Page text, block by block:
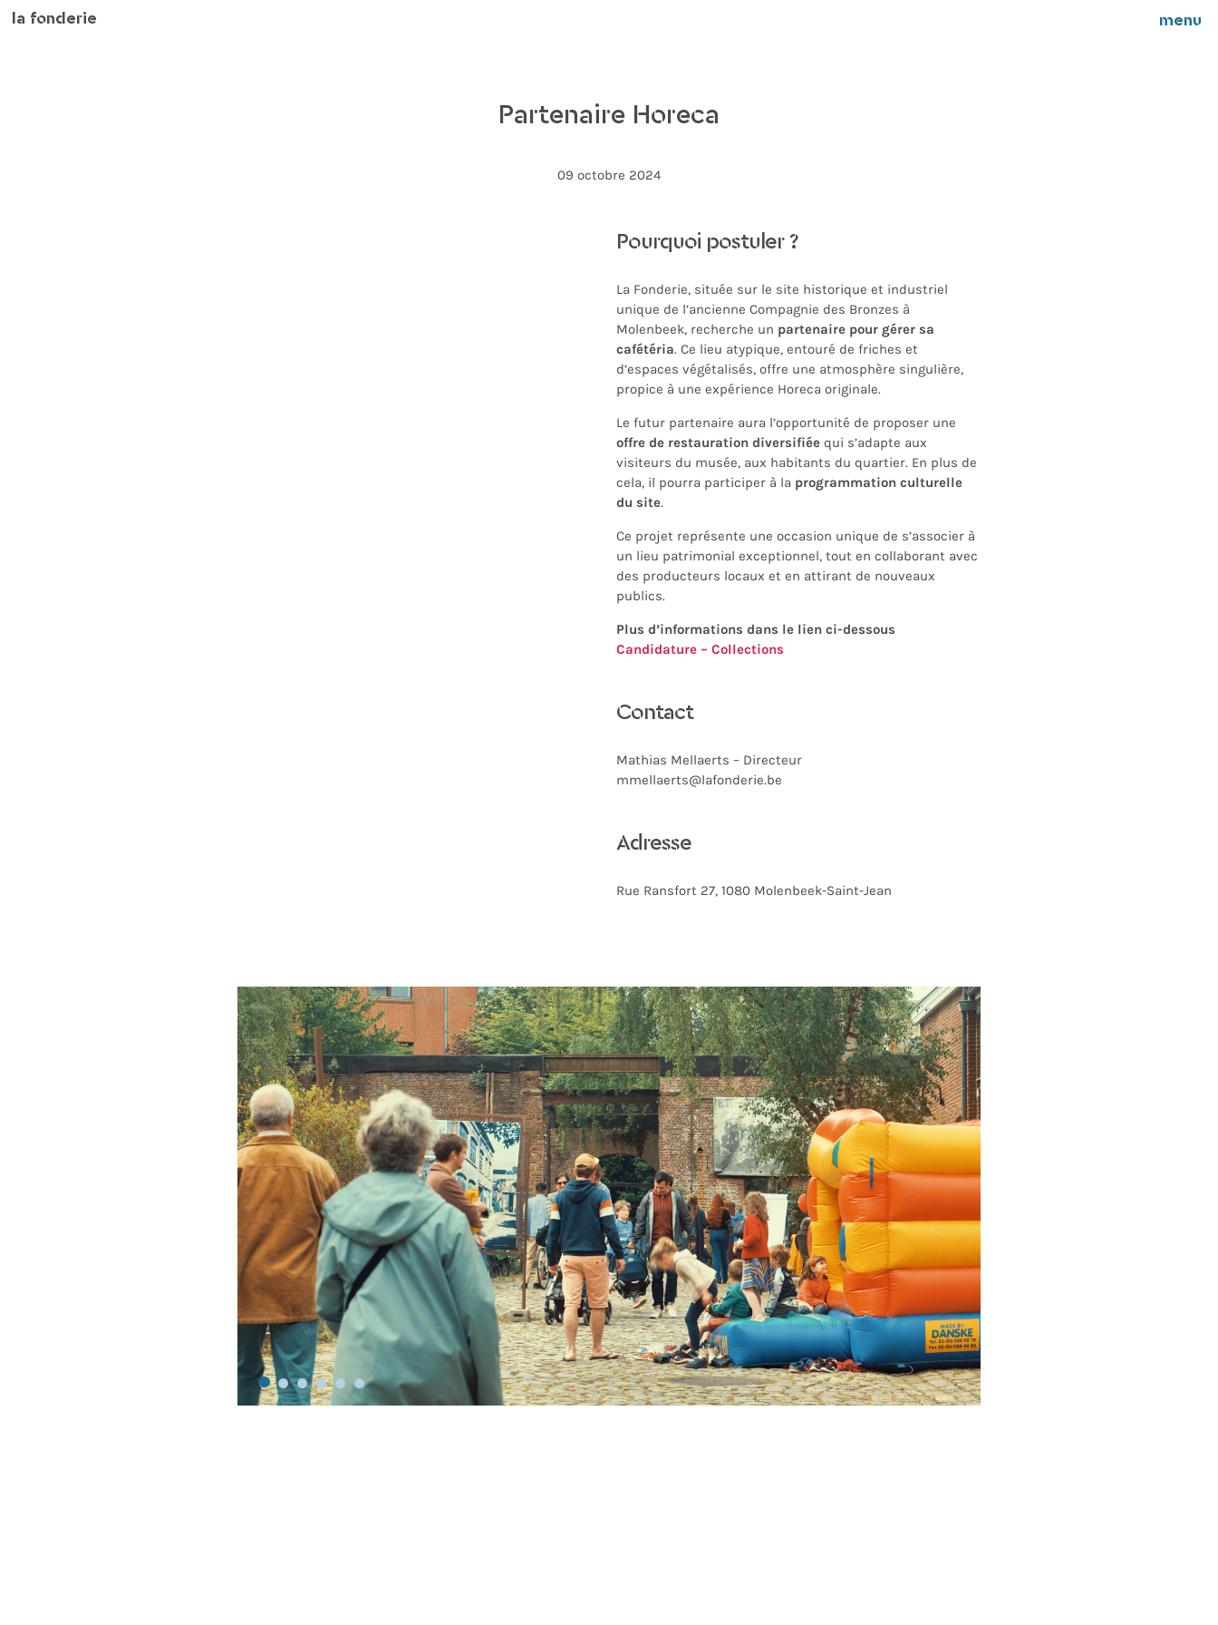
la fonderie menu
Partenaire Horeca
09 octobre 2024
Pourquoi postuler ?
La Fonderie, située sur le site historique et industriel
unique de l’ancienne Compagnie des Bronzes à
Molenbeek, recherche un partenaire pour gérer sa
cafétéria. Ce lieu atypique, entouré de friches et
d’espaces végétalisés, offre une atmosphère singulière,
propice à une expérience Horeca originale.
Le futur partenaire aura l’opportunité de proposer une
offre de restauration diversifiéequi s’adapte aux
visiteurs du musée, aux habitants du quartier. En plus de
cela, il pourra participer à la programmation culturelle
du site.
Ce projet représente une occasion unique de s’associer à
un lieu patrimonial exceptionnel, tout en collaborant avec
des producteurs locaux et en attirant de nouveaux
publics.
Plus d’informations dans le lien ci-dessous
Candidature – Collections
Contact
Mathias Mellaerts – Directeur
mmellaerts@lafonderie.be
Adresse
Rue Ransfort 27, 1080 Molenbeek-Saint-Jean